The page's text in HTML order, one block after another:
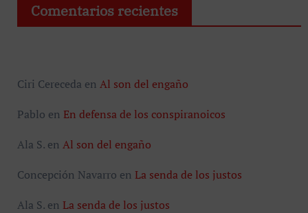
Comentarios recientes
Ciri Cereceda en Al son del engaño
Pablo en En defensa de los conspiranoicos
Ala S.en Al son del engaño
Concepción Navarro en La senda de los justos
Ala S.en La senda de los justos